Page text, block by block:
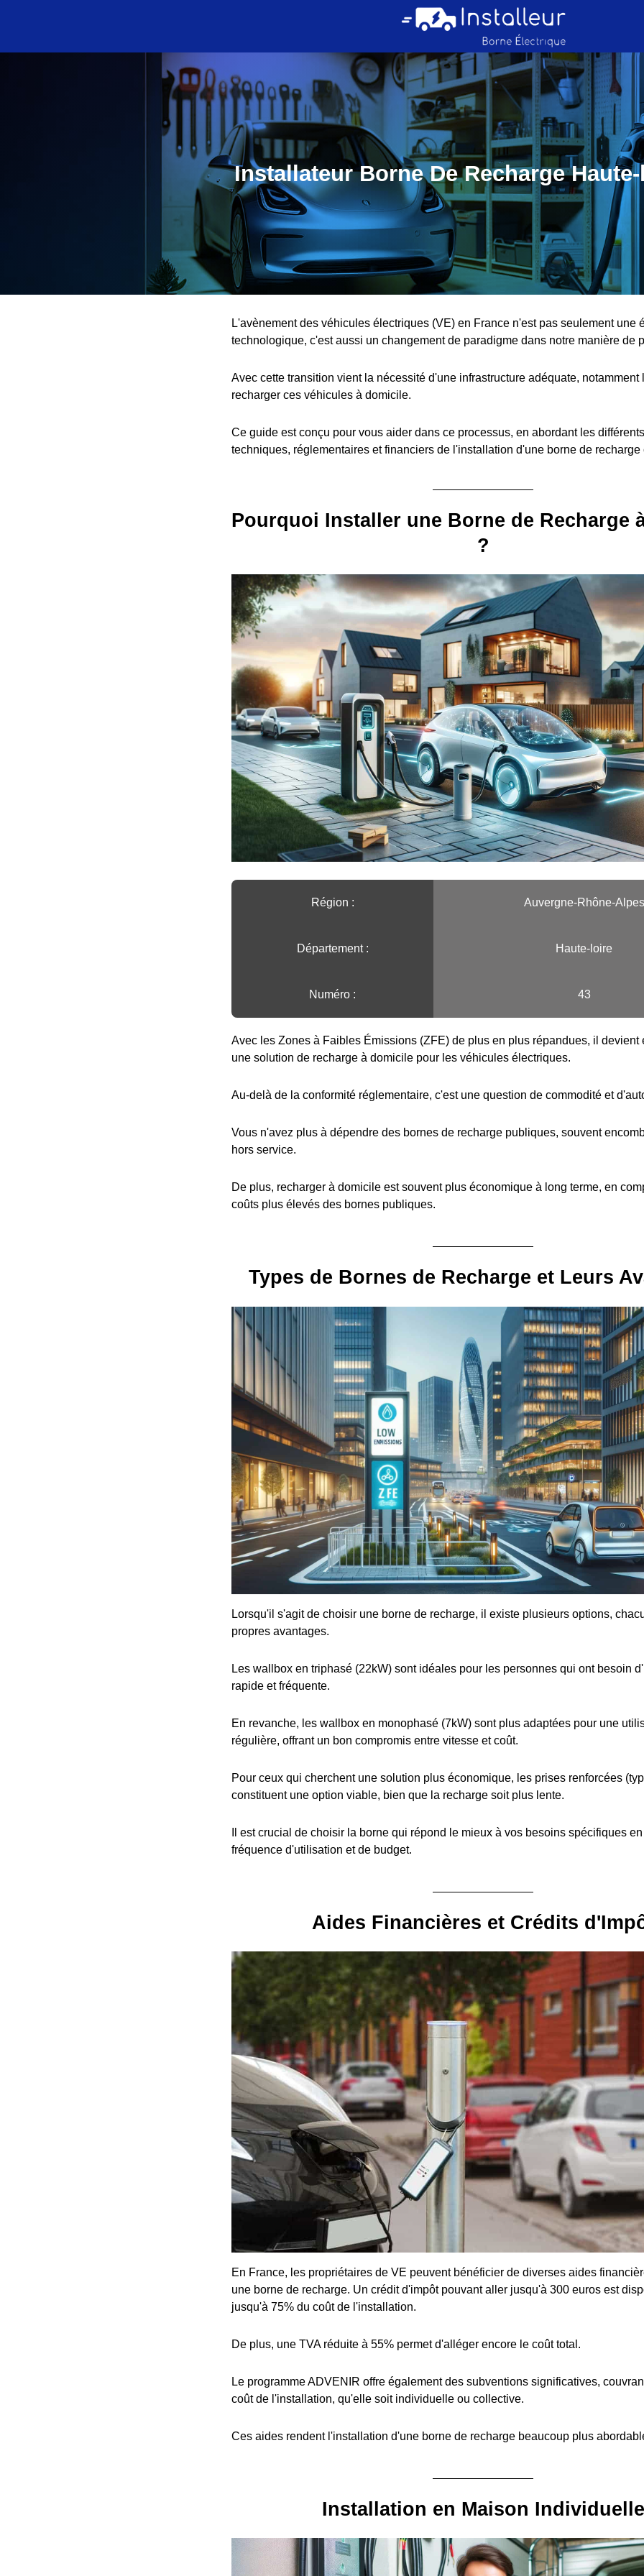
Installateur Borne De Recharge
L'avènement des véhicules électriques (VE) en France n'est pas seulement une
technologique, c'est aussi un changement de paradigme dans notre manière de
Avec cette transition vient la nécessité d'une infrastructure adéquate,
recharger ces véhicules à domicile.
Ce guide est conçu pour vous aider dans ce processus, en abordant les
techniques, réglementaires et financiers de l'installation d'une borne de recharge
Pourquoi Installer une Borne de Recharge
?
Région :️ Auvergne-Rhône-Alpes
Département : Haute-loire
Numéro : 43
Avec les Zones à Faibles Émissions (ZFE) de plus en plus répandues, il devient
une solution de recharge à domicile pour les véhicules électriques.
Au-delà de la conformité réglementaire, c'est une question de commodité et
Vous n'avez plus à dépendre des bornes de recharge publiques, souvent
hors service.
De plus, recharger à domicile est souvent plus économique à long terme, en
coûts plus élevés des bornes publiques.
Types de Bornes de Recharge et Leurs
Lorsqu'il s'agit de choisir une borne de recharge, il existe plusieurs options,
propres avantages.
Les wallbox en triphasé (22kW) sont idéales pour les personnes qui ont besoin
rapide et fréquente.
En revanche, les wallbox en monophasé (7kW) sont plus adaptées pour une
régulière, offrant un bon compromis entre vitesse et coût.
Pour ceux qui cherchent une solution plus économique, les prises renforcées
constituent une option viable, bien que la recharge soit plus lente.
Il est crucial de choisir la borne qui répond le mieux à vos besoins spécifiques
fréquence d'utilisation et de budget.
Aides Financières et Crédits
En France, les propriétaires de VE peuvent bénéficier de diverses aides
une borne de recharge. Un crédit d'impôt pouvant aller jusqu'à 300 euros est
jusqu'à 75% du coût de l'installation.
De plus, une TVA réduite à 55% permet d'alléger encore le coût total.
Le programme ADVENIR offre également des subventions significatives,
coût de l'installation, qu'elle soit individuelle ou collective.
Ces aides rendent l'installation d'une borne de recharge beaucoup plus
Installation en Maison Individuelle